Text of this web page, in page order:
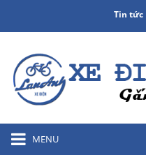
Tin tức
MENU